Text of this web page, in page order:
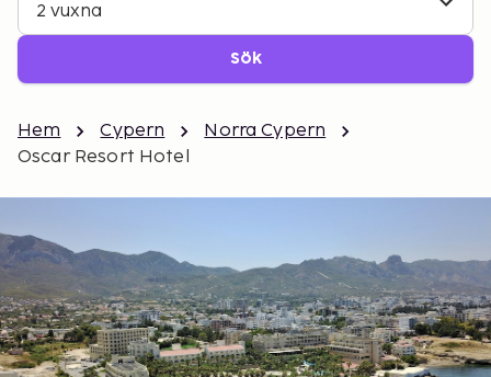
2 vuxna
Sök
Hem Cypern
Norra Cypern
Oscar Resort Hotel